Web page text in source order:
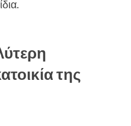
της